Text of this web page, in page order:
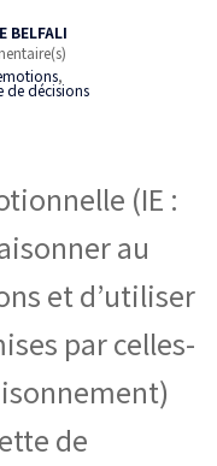
BELFALI
,
de décisions
(IE :
au
et d’utiliser
par celles-
de